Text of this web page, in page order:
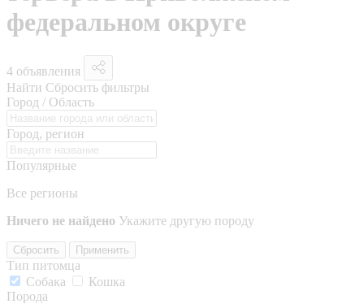
федеральном округе
4 объявления
Найти Сбросить фильтры
Город / Область
Город, регион
Популярные
Все регионы
Ничего не найдено Укажите другую породу
Сбросить Применить
Тип питомца
Собака
Кошка
Порода